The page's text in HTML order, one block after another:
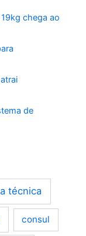
chega ao
de
técnica
consul